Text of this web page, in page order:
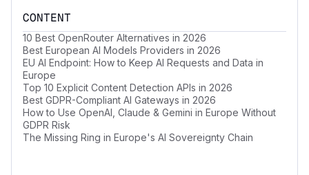
CONTENT
10 Best OpenRouter Alternatives in 2026
Best European AI Models Providers in 2026
EU AI Endpoint: How to Keep AI Requests and Data in
Europe
Top 10 Explicit Content Detection APIs in 2026
Best GDPR-Compliant AI Gateways in 2026
How to Use OpenAI, Claude & Gemini in Europe Without
GDPR Risk
The Missing Ring in Europe's AI Sovereignty Chain